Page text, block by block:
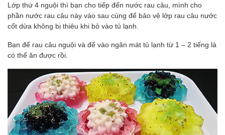
Lớp thứ 4 nguội thì bạn cho tiếp đến nước rau câu, mình cho
phần nước rau câu này vào sau cùng để bảo vệ lớp rau câu nước
cốt dừa không bị thiêu khi bỏ vào tủ lạnh.
Bạn để rau câu nguội và để vào ngăn mát tủ lạnh từ 1 – 2 tiếng là
có thể ăn được rồi.